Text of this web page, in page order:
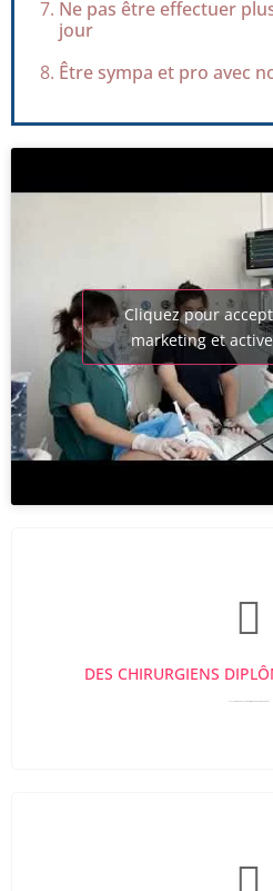
Ne pas être effectuer
jour
Être sympa et pro
Cliquez pour
marketing et
DES CHIRURGIENS